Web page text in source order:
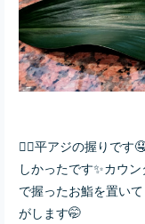
👆🏻平アジの握りで
しかったです✨カウ
で握ったお鮨を置い
がします🤭